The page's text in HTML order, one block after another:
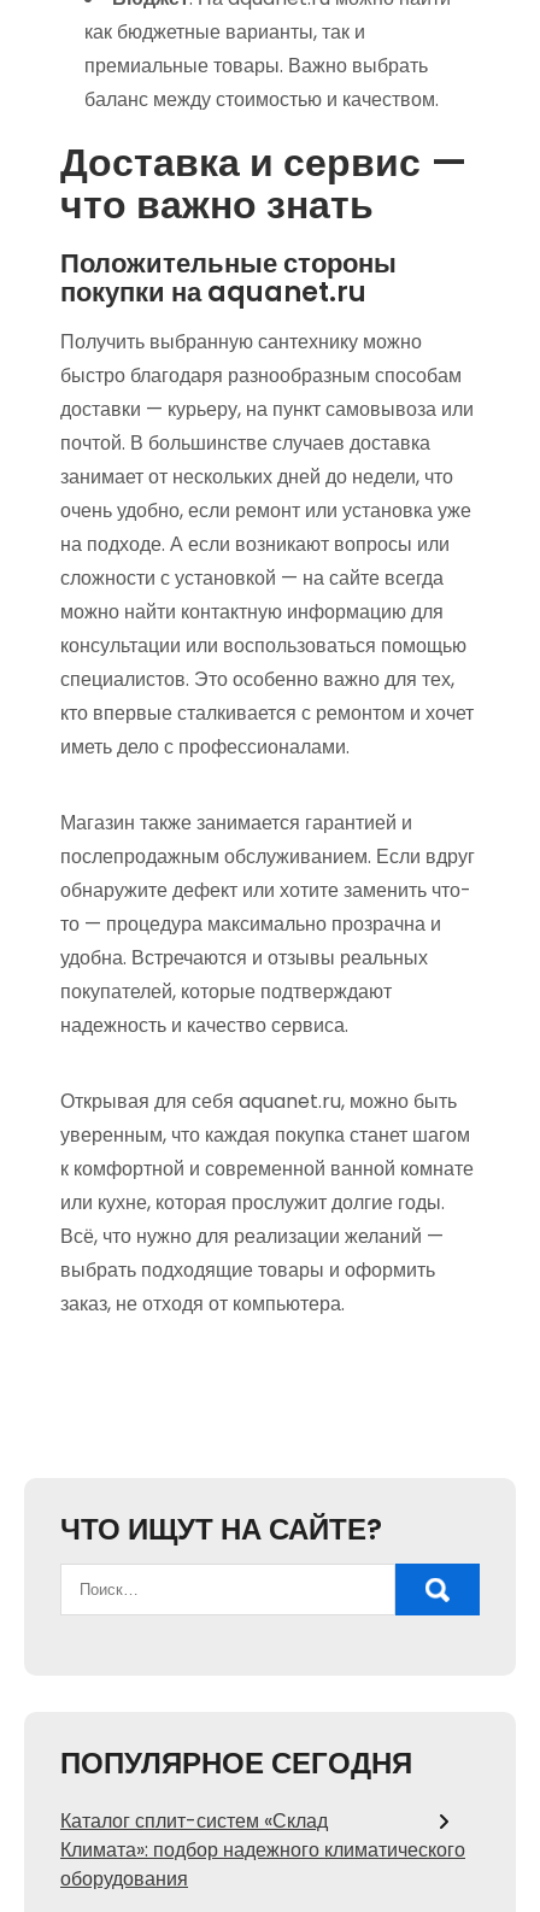
как бюджетные варианты, так и
премиальные товары. Важно выбрать
баланс между стоимостью и качеством.
Доставка и сервис —
что важно знать
Положительные стороны
покупки на aquanet.ru
Получить выбранную сантехнику можно
быстро благодаря разнообразным способам
доставки — курьеру, на пункт самовывоза или
почтой. В большинстве случаев доставка
занимает от нескольких дней до недели, что
очень удобно, если ремонт или установка уже
на подходе. А если возникают вопросы или
сложности с установкой — на сайте всегда
можно найти контактную информацию для
консультации или воспользоваться помощью
специалистов. Это особенно важно для тех,
кто впервые сталкивается с ремонтом и хочет
иметь дело с профессионалами.
Магазин также занимается гарантией и
послепродажным обслуживанием. Если вдруг
обнаружите дефект или хотите заменить что-
то — процедура максимально прозрачна и
удобна. Встречаются и отзывы реальных
покупателей, которые подтверждают
надежность и качество сервиса.
Открывая для себя aquanet.ru, можно быть
уверенным, что каждая покупка станет шагом
к комфортной и современной ванной комнате
или кухне, которая прослужит долгие годы.
Всё, что нужно для реализации желаний —
выбрать подходящие товары и оформить
заказ, не отходя от компьютера.
ЧТО ИЩУТ НА САЙТЕ?
ПОПУЛЯРНОЕ СЕГОДНЯ
Каталог сплит-систем «Склад
Климата»: подбор надежного климатического
оборудования